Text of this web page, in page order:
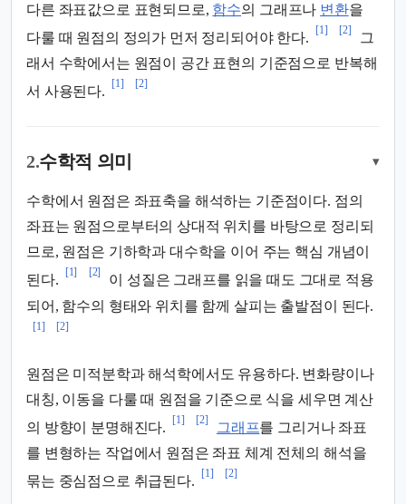
다른 좌표값으로 표현되므로, 함수의 그래프나 변환을
다룰 때 원점의 정의가 먼저 정리되어야 한다.
[1] [2]
그
래서 수학에서는 원점이 공간 표현의 기준점으로 반복해
서 사용된다.
[1] [2]
2.수학적 의미 ▾
수학에서 원점은 좌표축을 해석하는 기준점이다. 점의
좌표는 원점으로부터의 상대적 위치를 바탕으로 정리되
므로, 원점은 기하학과 대수학을 이어 주는 핵심 개념이
된다.
[1] [2]
이 성질은 그래프를 읽을 때도 그대로 적용
되어, 함수의 형태와 위치를 함께 살피는 출발점이 된다.
[1] [2]
원점은 미적분학과 해석학에서도 유용하다. 변화량이나
대칭, 이동을 다룰 때 원점을 기준으로 식을 세우면 계산
의 방향이 분명해진다.
[1] [2]
그래프를 그리거나 좌표
를 변형하는 작업에서 원점은 좌표 체계 전체의 해석을
묶는 중심점으로 취급된다.
[1] [2]